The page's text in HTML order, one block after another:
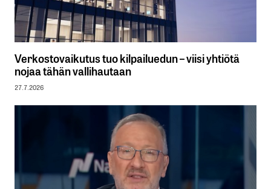
Verkostovaikutus tuo kilpailuedun – viisi yhtiötä
nojaa tähän vallihautaan
27.7.2026